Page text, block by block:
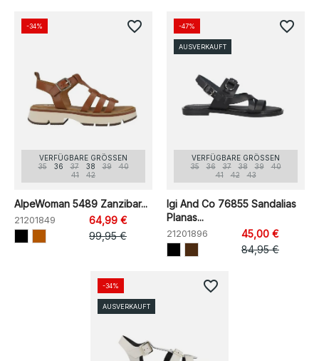
VERFÜGBARE GRÖSSEN
35
36 37 38 39
40
41
42
AlpeWoman 5489 Zanzibar...
21201849
64,99 €
99,95 €
-34% favorite_border
VERFÜGBARE GRÖSSEN
35
36 37 38 39
40
41
42 43
Igi And Co 76855 Sandalias
Planas...
21201896
45,00 €
84,95 €
-47%
AUSVERKAUFT
favorite_border
-34%
AUSVERKAUFT
favorite_border